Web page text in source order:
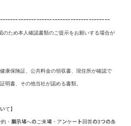
ため本人確認書類のご提示をお願いする場合が
康保険証、公共料金の領収書、現住所が確認で
明書、その他当社が認める書類。
て】
・展示場へのご来場・アンケート回答の3つの条